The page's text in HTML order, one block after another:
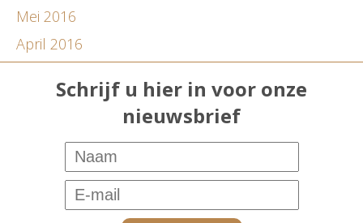
Mei 2016
April 2016
Schrijf u hier in voor onze
nieuwsbrief